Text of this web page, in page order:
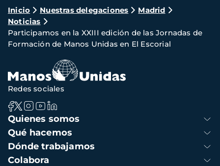
Ruta
de
navegación
Inicio Nuestras delegaciones
Madrid
Noticias
Participamos en la XXIII edición de las Jornadas de
Formación de Manos Unidas en El Escorial
Navegación
principal
Quienes somos
Qué hacemos
Dónde trabajamos
Colabora
Redes sociales